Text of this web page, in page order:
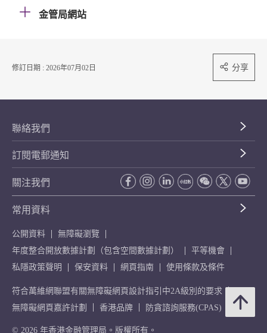
金管局網站
修訂日期 : 2026年07月02日 分享
聯絡我們
訂閱電郵通知
關注我們
常用資料
公開資料
無障礙瀏覽
年度整合開放數據計劃（包含空間數據計劃）
平等機會
私隱政策聲明
保安資料 網頁指南 使用條款及條件
符合萬維網聯盟有關無障礙網頁設計指引中2A級別的要求
無障礙網頁嘉許計劃
香港品牌 防貪諮詢服務(CPAS)
© 2026 年香港金融管理局。版權所有。